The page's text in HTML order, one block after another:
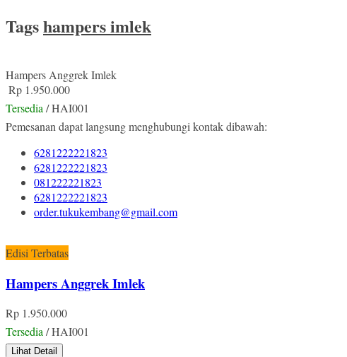
Tagshampers imlek
Hampers Anggrek Imlek
Rp 1.950.000
Tersedia / HAI001
Pemesanan dapat langsung menghubungi kontak dibawah:
6281222221823
6281222221823
081222221823
6281222221823
order.tukukembang@gmail.com
Edisi Terbatas
Hampers Anggrek Imlek
Rp 1.950.000
Tersedia/ HAI001
Lihat Detail